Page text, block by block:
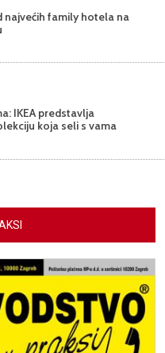
najvećih family hotela na
IKEA predstavlja
koja seli s vama